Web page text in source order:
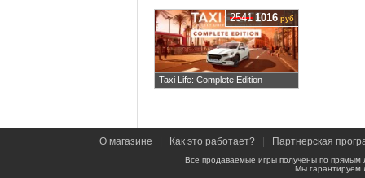
Taxi Life: Complete Edition
2541 1016 руб
О магазине Как это работает? Партнерская
Все продаваемые игры получены по
Мы гарантируем